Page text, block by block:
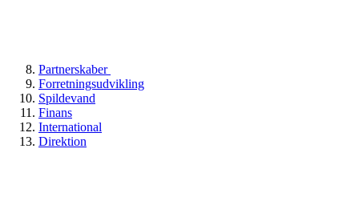
Partnerskaber
Forretningsudvikling
Spildevand
Finans
International
Direktion